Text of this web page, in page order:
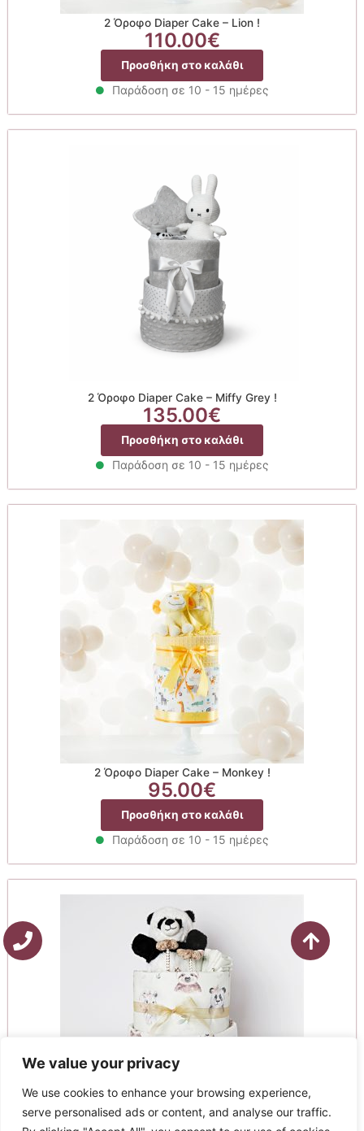
We value your privacy
We use cookies to enhance your browsing experience,
serve personalised ads or content, and analyse our traffic.
2 Όροφο Diaper Cake – Lion !
110.00€
Προσθήκη στο καλάθι
Παράδοση σε 10 - 15 ημέρες
2 Όροφο Diaper Cake – Miffy Grey !
135.00€
Προσθήκη στο καλάθι
Παράδοση σε 10 - 15 ημέρες
2 Όροφο Diaper Cake – Monkey !
95.00€
Προσθήκη στο καλάθι
Παράδοση σε 10 - 15 ημέρες